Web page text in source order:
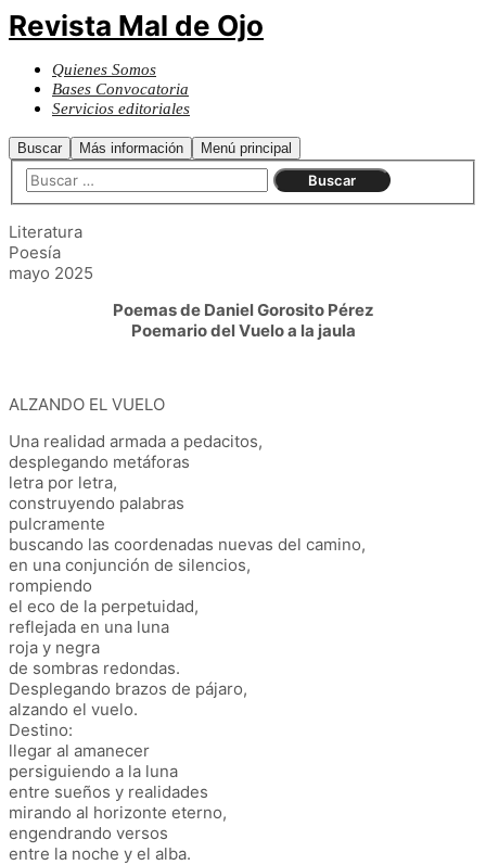
Revista Mal de Ojo
Quienes Somos
Bases Convocatoria
Servicios editoriales
Buscar Más información Menú principal
Literatura
Poesía
mayo 2025
Poemas de Daniel Gorosito Pérez
Poemario del Vuelo a la jaula
ALZANDO EL VUELO
Una realidad armada a pedacitos,
desplegando metáforas
letra por letra,
construyendo palabras
pulcramente
buscando las coordenadas nuevas del camino,
en una conjunción de silencios,
rompiendo
el eco de la perpetuidad,
reflejada en una luna
roja y negra
de sombras redondas.
Desplegando brazos de pájaro,
alzando el vuelo.
Destino:
llegar al amanecer
persiguiendo a la luna
entre sueños y realidades
mirando al horizonte eterno,
engendrando versos
entre la noche y el alba.